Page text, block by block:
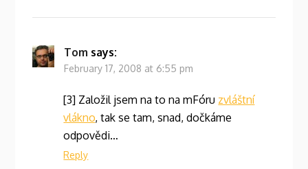
Tom says:
February 17, 2008 at 6:55 pm
[3] Založil jsem na to na mFóru zvláštní
vlákno, tak se tam, snad, dočkáme
odpovědi…
Reply